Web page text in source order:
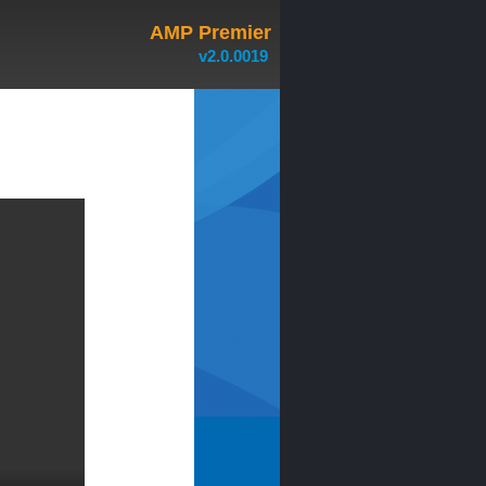
AMP Premier
v2.0.0019